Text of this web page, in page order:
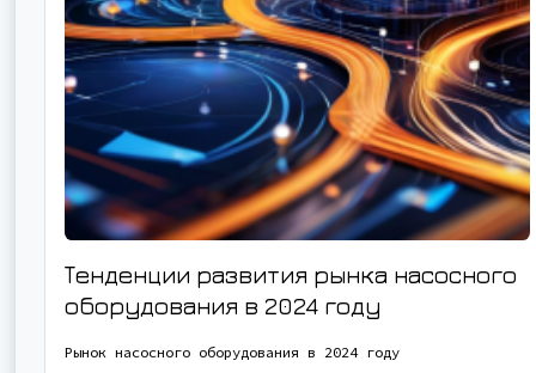
Тенденции развития рынка насосного
оборудования в 2024 году
Рынок насосного оборудования в 2024 году